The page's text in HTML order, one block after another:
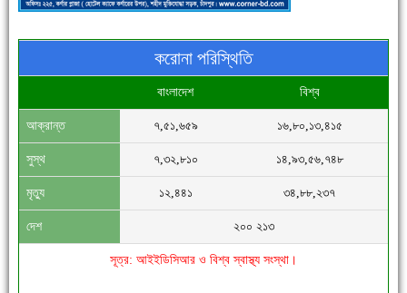
সিগমা ওয়েল ইন্ডাস্ট্রির মেকানিক ও গ্রাহক সভা
করোনা পরিস্থিতি
বাংলাদেশ বিশ্ব
আক্রান্ত ৭,৫১,৬৫৯ ১৬,৮০,১৩,৪১৫
সুস্থ ৭,৩২,৮১০ ১৪,৯৩,৫৬,৭৪৮
মৃত্যু ১২,৪৪১ ৩৪,৮৮,২৩৭
দেশ ২০০ ২১৩
সূত্র: আইইডিসিআর ও বিশ্ব স্বাস্থ্য সংস্থা।